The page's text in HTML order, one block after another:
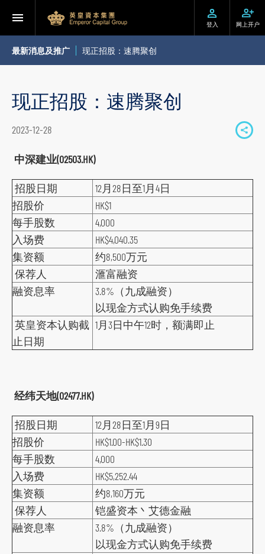
登入 网上开户
最新消息及推广 现正招股：速腾聚创
现正招股：速腾聚创
2023-12-28
S
a
m
a
p
l
a
t
f
o
中深建业(02503.HK)
招股日期
12月28日至1月4日
招股价
HK$1
每手股数
4,000
入场费
HK$4,040.35
集资额
约8,500万元
保荐人
滙富融资
融资息率
3.8%（九成融资）
以现金方式认购免手续费
英皇资本认购截
止日期
1月3日中午12时，额满即止
经纬天地(02477.HK)
招股日期
12月28日至1月9日
招股价
HK$1.00-HK$1.30
每手股数
4,000
入场费
HK$5,252.44
集资额
约8,160万元
保荐人
铠盛资本丶艾德金融
融资息率
3.8%（九成融资）
以现金方式认购免手续费